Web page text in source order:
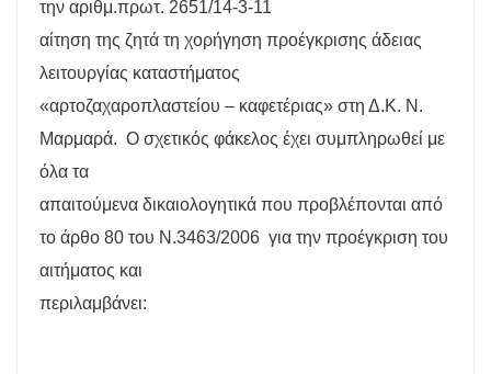
την αριθμ.πρωτ. 2651/14-3-11
αίτηση της ζητά τη χορήγηση προέγκρισης άδειας
λειτουργίας καταστήματος
«αρτοζαχαροπλαστείου – καφετέριας» στη Δ.Κ. Ν.
Μαρμαρά. Ο σχετικός φάκελος έχει συμπληρωθεί με
όλα τα
απαιτούμενα δικαιολογητικά που προβλέπονται από
το άρθο 80 του Ν.3463/2006 για την προέγκριση του
αιτήματος και
περιλαμβάνει: